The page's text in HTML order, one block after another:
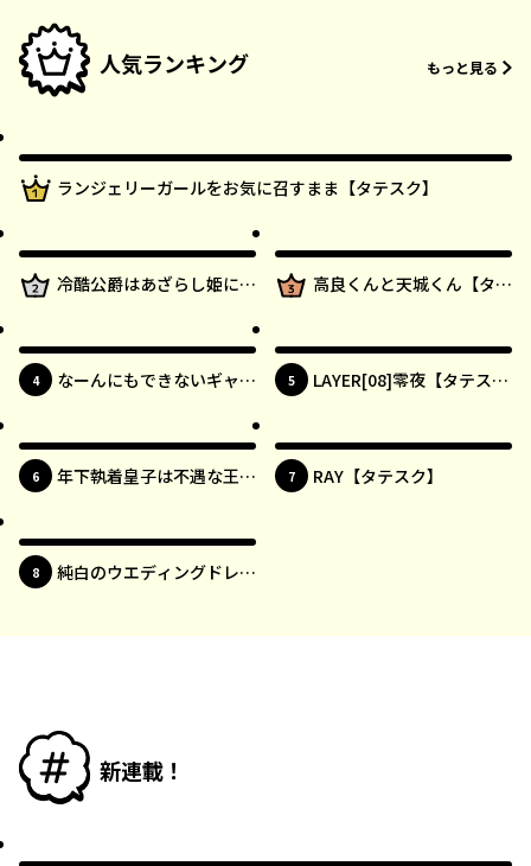
人気ランキング もっと見る
ランジェリーガールをお気に召すまま【タテスク】
冷酷公爵はあざらし姫に執
高良くんと天城くん【タテ
4位
なーんにもできないギャル
5位
LAYER[08]零夜【タテス
6位
年下執着皇子は不遇な王女
7位 RAY【タテスク】
8位
純白のウエディングドレス
新連載！